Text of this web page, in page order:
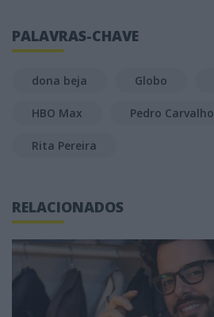
PALAVRAS-CHAVE
dona beja Globo
HBO Max Pedro Carvalho
Rita Pereira
RELACIONADOS